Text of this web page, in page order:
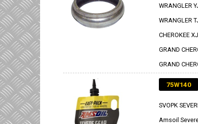
WRANGLER
WRANGLER
CHEROKEE
GRAND
GRAND
75W140
SVOPK
Amsoil